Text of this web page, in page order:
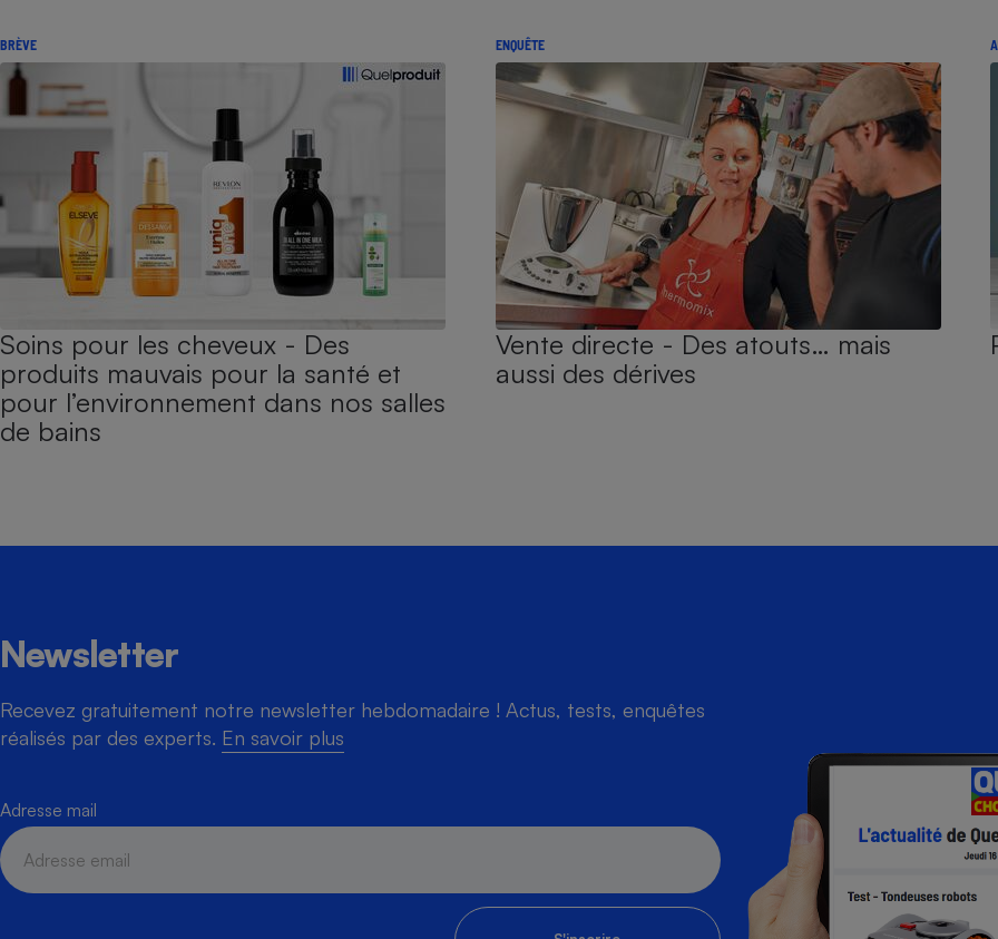
BRÈVE
Soins pour les cheveux - Des
produits mauvais pour la santé et
pour l’environnement dans nos salles
de bains
ENQUÊTE
Vente directe - Des atouts… mais
aussi des dérives
Newsletter
Recevez gratuitement notre newsletter hebdomadaire ! Actus, tests, enquêtes
réalisés par des experts. En savoir plus
Adresse mail